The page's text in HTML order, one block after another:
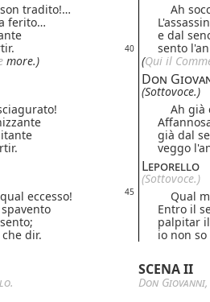
tradito!…
Ah
ferito…
e dal
40
sento
more.) (Qui il
Don
(Sottovoce.)
Ah già
già dal
veggo
Leporello
(Sottovoce.)
eccesso! 45
Qual
Entro il
palpitar
dir.
io non
SCENA II
. Don Giovanni